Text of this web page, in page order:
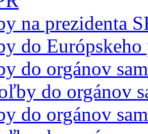
na prezidenta
do Európskeho
do orgánov
do orgánov
do orgánov